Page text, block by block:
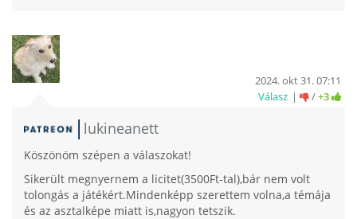
lukineanett
2024. okt 31. 07:11
Válasz
/+3
Köszönöm szépen a válaszokat!
Sikerült megnyernem a licitet(3500Ft-tal),bár nem volt
tolongás a játékért.Mindenképp szerettem volna,a témája
és az asztalképe miatt is,nagyon tetszik.